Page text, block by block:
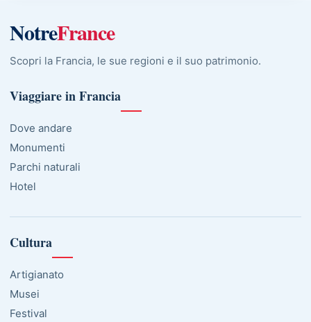
NotreFrance
Scopri la Francia, le sue regioni e il suo patrimonio.
Viaggiare in Francia
Dove andare
Monumenti
Parchi naturali
Hotel
Cultura
Artigianato
Musei
Festival